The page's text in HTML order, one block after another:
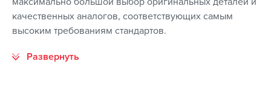
качественных аналогов, соответствующих самым
высоким требованиям стандартов.